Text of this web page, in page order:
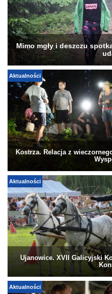
Mimo mgły i deszczu
Aktualności
Kostrza. Relacja z
Aktualności
Ujanowice. XVII Galicyjski
Aktualności